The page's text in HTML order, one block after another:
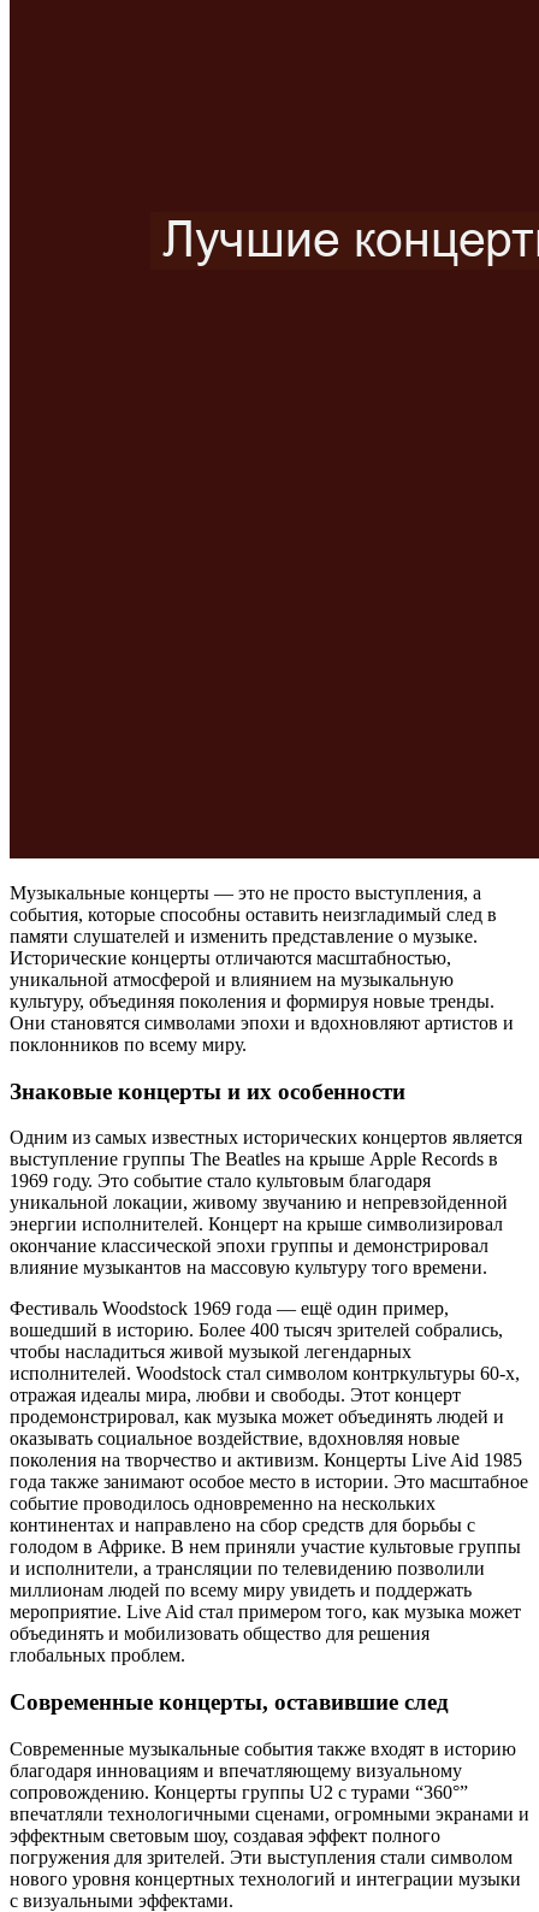
Музыкальные концерты — это не просто выступления, а
события, которые способны оставить неизгладимый след в
памяти слушателей и изменить представление о музыке.
Исторические концерты отличаются масштабностью,
уникальной атмосферой и влиянием на музыкальную
культуру, объединяя поколения и формируя новые тренды.
Они становятся символами эпохи и вдохновляют артистов и
поклонников по всему миру.
Знаковые концерты и их особенности
Одним из самых известных исторических концертов является
выступление группы The Beatles на крыше Apple Records в
1969 году. Это событие стало культовым благодаря
уникальной локации, живому звучанию и непревзойденной
энергии исполнителей. Концерт на крыше символизировал
окончание классической эпохи группы и демонстрировал
влияние музыкантов на массовую культуру того времени.
Фестиваль Woodstock 1969 года — ещё один пример,
вошедший в историю. Более 400 тысяч зрителей собрались,
чтобы насладиться живой музыкой легендарных
исполнителей. Woodstock стал символом контркультуры 60-х,
отражая идеалы мира, любви и свободы. Этот концерт
продемонстрировал, как музыка может объединять людей и
оказывать социальное воздействие, вдохновляя новые
поколения на творчество и активизм. Концерты Live Aid 1985
года также занимают особое место в истории. Это масштабное
событие проводилось одновременно на нескольких
континентах и направлено на сбор средств для борьбы с
голодом в Африке. В нем приняли участие культовые группы
и исполнители, а трансляции по телевидению позволили
миллионам людей по всему миру увидеть и поддержать
мероприятие. Live Aid стал примером того, как музыка может
объединять и мобилизовать общество для решения
глобальных проблем.
Современные концерты, оставившие след
Современные музыкальные события также входят в историю
благодаря инновациям и впечатляющему визуальному
сопровождению. Концерты группы U2 с турами “360°”
впечатляли технологичными сценами, огромными экранами и
эффектным световым шоу, создавая эффект полного
погружения для зрителей. Эти выступления стали символом
нового уровня концертных технологий и интеграции музыки
с визуальными эффектами.